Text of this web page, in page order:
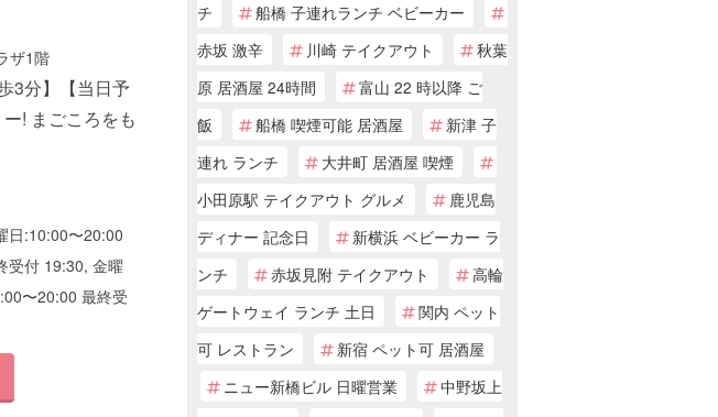
ザ1階
3分】【当日予
! まごころをも
日:10:00〜20:00
受付 19:30, 金曜
〜20:00 最終受
チ
船橋 子連れランチ ベビーカー
赤坂 激辛
川崎 テイクアウト
秋葉
原 居酒屋 24時間
富山 22 時以降 ご
飯
船橋 喫煙可能 居酒屋
新津 子
連れ ランチ
大井町 居酒屋 喫煙
小田原駅 テイクアウト グルメ
鹿児島
ディナー 記念日
新横浜 ベビーカー ラ
ンチ
赤坂見附 テイクアウト
高輪
ゲートウェイ ランチ 土日
関内 ペット
可 レストラン
新宿 ペット可 居酒屋
ニュー新橋ビル 日曜営業
中野坂上